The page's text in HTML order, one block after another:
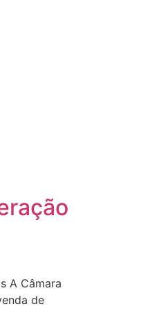
A Câmara
de